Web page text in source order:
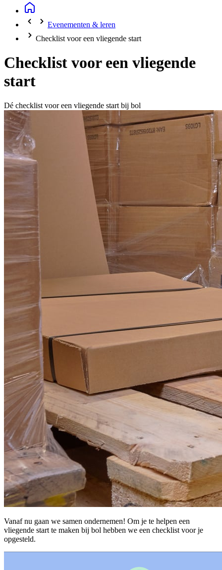
Evenementen & leren
Checklist voor een vliegende start
Checklist voor een vliegende
start
Dé checklist voor een vliegende start bij bol
Vanaf nu gaan we samen ondernemen! Om je te helpen een
vliegende start te maken bij bol hebben we een checklist voor je
opgesteld.